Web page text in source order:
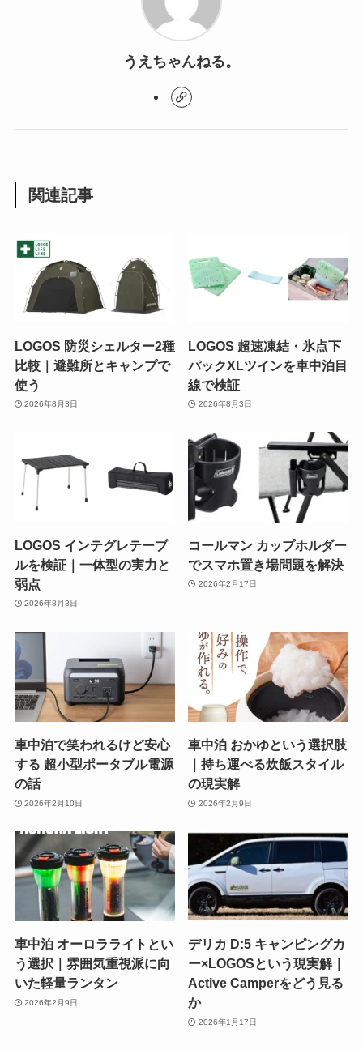
うえちゃんねる。
関連記事
LOGOS 防災シェルター2種
比較｜避難所とキャンプで
使う
2026年8月3日
LOGOS 超速凍結・氷点下
パックXLツインを車中泊目
線で検証
2026年8月3日
LOGOS インテグレテーブ
ルを検証｜一体型の実力と
弱点
2026年8月3日
コールマン カップホルダー
でスマホ置き場問題を解決
2026年2月17日
車中泊で笑われるけど安心
する 超小型ポータブル電源
の話
2026年2月10日
車中泊 おかゆという選択肢
｜持ち運べる炊飯スタイル
の現実解
2026年2月9日
車中泊 オーロラライトとい
う選択｜雰囲気重視派に向
いた軽量ランタン
2026年2月9日
デリカ D:5 キャンピングカ
ー×LOGOSという現実解｜
Active Camperをどう見る
か
2026年1月17日